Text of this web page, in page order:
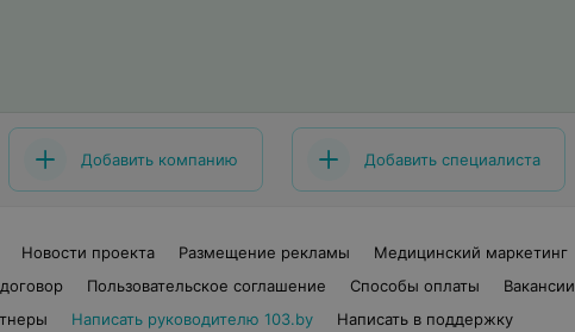
Добавить компанию Добавить специалиста
Новости проекта Размещение рекламы
Медицинский маркетинг
Пользовательское соглашение Способы оплаты
Вакансии
Написать руководителю 103.by Написать в поддержку